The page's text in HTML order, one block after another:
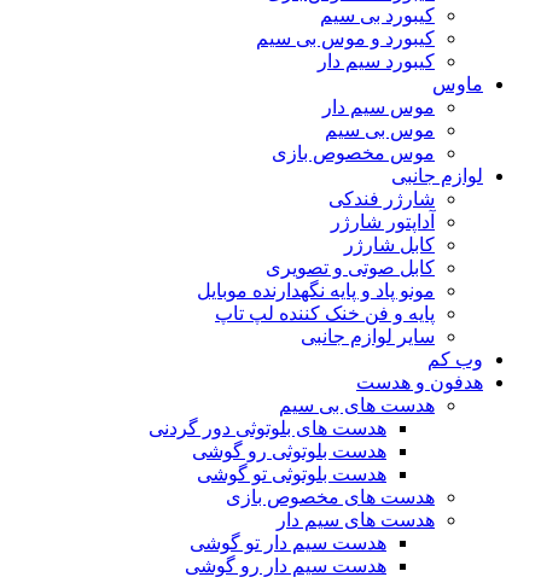
کیبورد بی سیم
کیبورد و موس بی سیم
کیبورد سیم دار
ماوس
موس سیم دار
موس بی سیم
موس مخصوص بازی
لوازم جانبی
شارژر فندکی
آداپتور شارژر
کابل شارژر
کابل صوتی و تصویری
مونو پاد و پایه نگهدارنده موبایل
پایه و فن خنک کننده لپ تاپ
سایر لوازم جانبی
وب کم
هدفون و هدست
هدست های بی سیم
هدست های بلوتوثی دور گردنی
هدست بلوتوثی رو گوشی
هدست بلوتوثی تو گوشی
هدست های مخصوص بازی
هدست های سیم دار
هدست سیم دار تو گوشی
هدست سیم دار رو گوشی